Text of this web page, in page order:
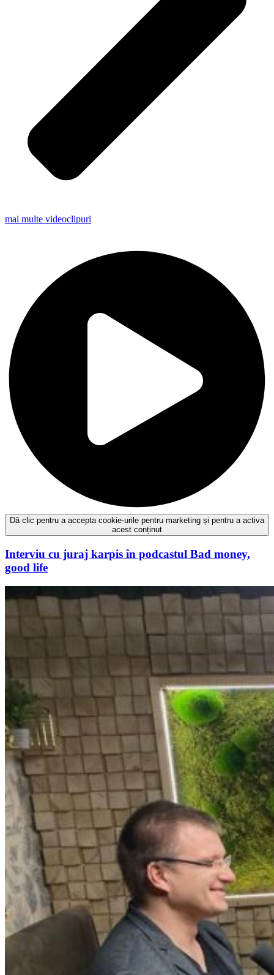
mai multe videoclipuri
Dă clic pentru a accepta cookie-urile pentru marketing și pentru a activa
acest conținut
Interviu cu juraj karpis în podcastul Bad money,
good life